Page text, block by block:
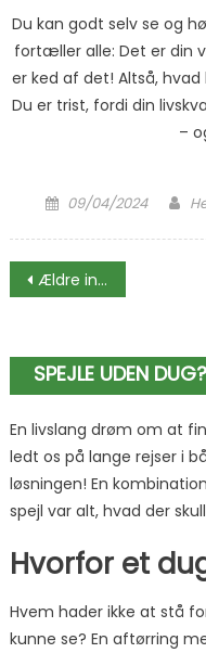
Du kan godt selv se og
fortæller alle: Det er din
er ked af det! Altså,
Du er trist, fordi din
–
Posted on
09/04/2024
Navigation
Ældre indlæg
SPEJLE UDEN DUG?
En livslang drøm om at
ledt os på lange rejser i
løsningen! En
spejl var alt, hvad der
Hvorfor et
Hvem hader ikke at stå
kunne se? En aftørring